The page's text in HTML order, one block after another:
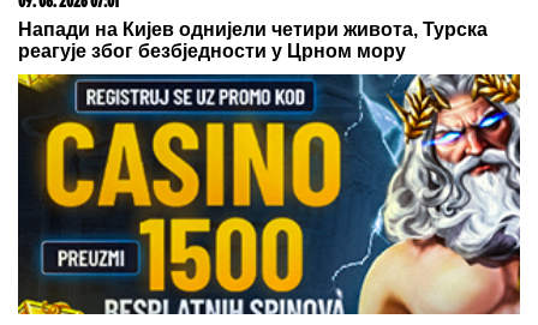
06. 08. 2026 07:08
Evo u kojim banjama važi vaučer od 10.000 dinara -
kompletan spisak destinacija u Srbiji